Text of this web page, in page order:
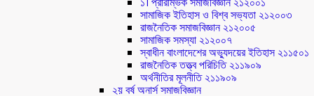
সামাজিক ইতিহাস ও বিশ্ব সভ্যতা ২১২০০৩
রাজনৈতিক সমাজবিজ্ঞান ২১২০০৫
সামাজিক সমস্যা ২১২০০৭
স্বাধীন বাংলাদেশের অভ্যুদয়ের ইতিহাস ২১১৫০১
রাজনৈতিক তত্ত্ব পরিচিতি ২১১৯০৯
অর্থনীতির মূলনীতি ২১১৯০৯
২য় বর্ষ অনার্স সমাজবিজ্ঞান